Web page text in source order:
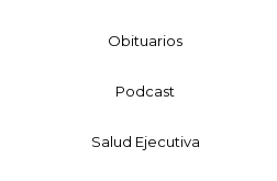
Obituarios
Podcast
Salud Ejecutiva